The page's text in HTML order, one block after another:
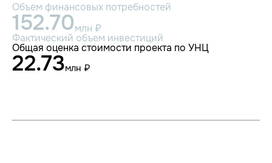
Объем финансовых потребностей
152.70млн ₽
Фактический объем инвестиций
Общая оценка стоимости проекта по УНЦ
22.73млн ₽